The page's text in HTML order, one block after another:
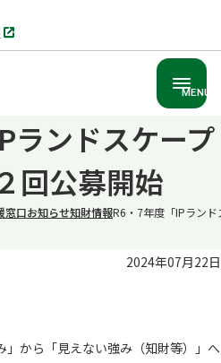
別
タ
MENU
ランドスケープ
回公募開始
窓口お知らせ知財情報R6・7年度「IPラン
2024年07月22日
」から「見えない強み（知財等）」へ